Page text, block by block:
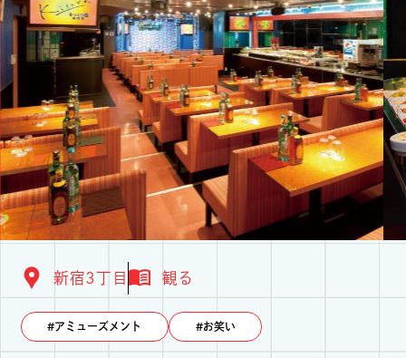
新宿3丁目 観る
アミューズメント お笑い